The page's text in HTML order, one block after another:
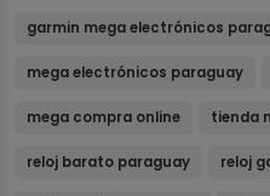
garmin mega electrónicos
mega electrónicos paraguay
mega compra online tienda
reloj barato paraguay reloj